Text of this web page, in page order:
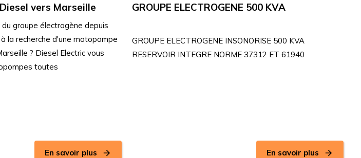
vers Marseille
groupe électrogène depuis
la recherche d'une motopompe
? Diesel Electric vous
toutes
En savoir plus
GROUPE ELECTROGENE 500 KVA
GROUPE ELECTROGENE INSONORISE 500 KVA
RESERVOIR INTEGRE NORME 37312 ET 61940
En savoir plus